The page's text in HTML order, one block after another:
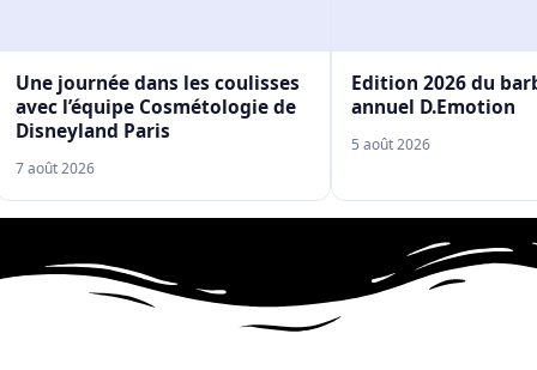
Une journée dans les coulisses
avec l’équipe Cosmétologie de
Disneyland Paris
7 août 2026
Edition 2026 du
annuel D.Emotion
5 août 2026